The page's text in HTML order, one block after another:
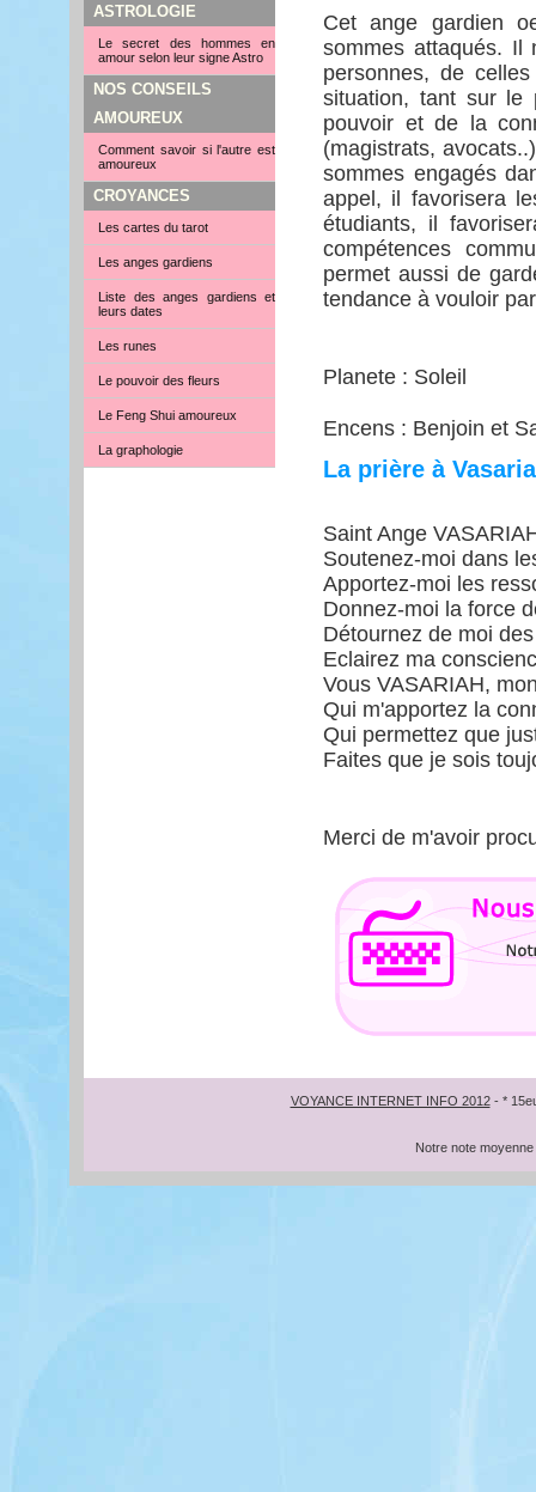
ASTROLOGIE
Le secret des hommes en
amour selon leur signe Astro
NOS CONSEILS
AMOUREUX
Comment savoir si l'autre est
amoureux
CROYANCES
Les cartes du tarot
Les anges gardiens
Liste des anges gardiens et
leurs dates
Les runes
Le pouvoir des fleurs
Le Feng Shui amoureux
La graphologie
Cet ange gardien
sommes attaqués. Il
personnes, de
situation, tant sur le
pouvoir et de la
(magistrats,
sommes engagés
appel, il favorisera
étudiants, il
compétences
permet aussi de
tendance à vouloir
Planete : Soleil
Encens : Benjoin et
La prière à
Saint Ange
Soutenez-moi dans
Apportez-moi les
Donnez-moi la force
Détournez de moi
Eclairez ma
Vous VASARIAH,
Qui m'apportez la
Qui permettez que
Faites que je sois
Merci de m'avoir
VOYANCE INTERNET INFO 2012- *
Notre note